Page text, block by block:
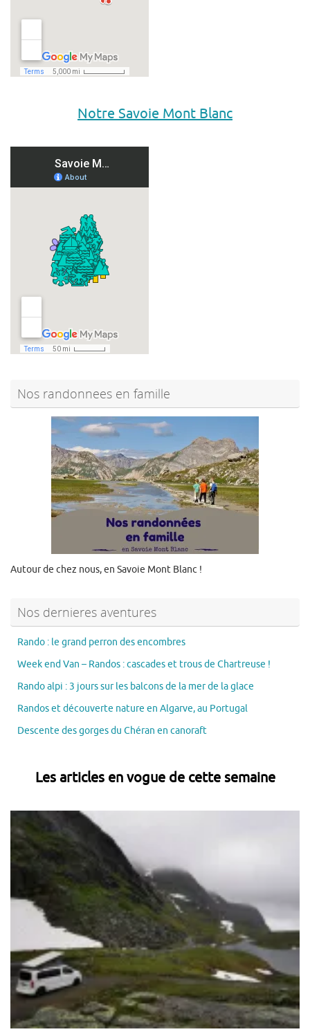
Notre Savoie Mont Blanc
Nos randonnees en famille
Autour de chez nous, en Savoie Mont Blanc !
Nos dernieres aventures
Rando : le grand perron des encombres
Week end Van – Randos : cascades et trous de Chartreuse !
Rando alpi : 3 jours sur les balcons de la mer de la glace
Randos et découverte nature en Algarve, au Portugal
Descente des gorges du Chéran en canoraft
Les articles en vogue de cette semaine